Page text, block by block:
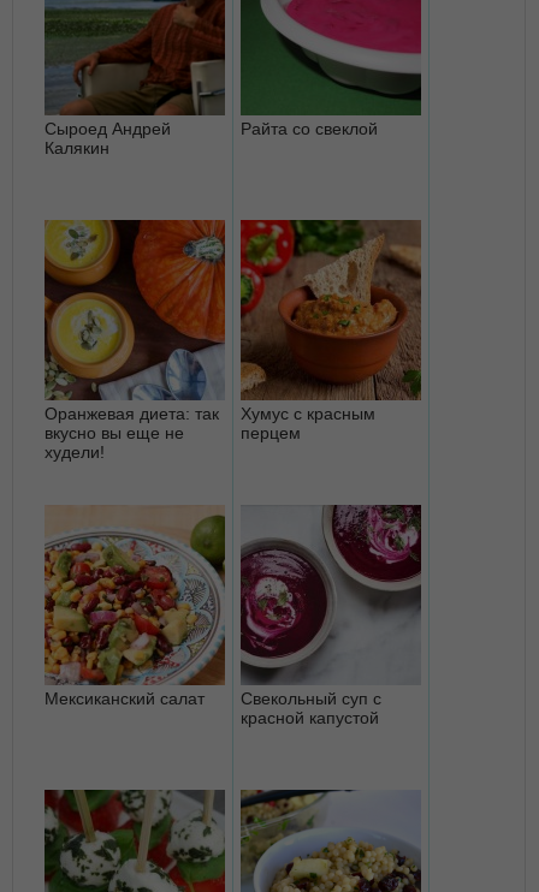
Сыроед Андрей
Калякин
Райта со свеклой
Оранжевая диета: так
вкусно вы еще не
худели!
Хумус с красным
перцем
Мексиканский салат
Свекольный суп с
красной капустой